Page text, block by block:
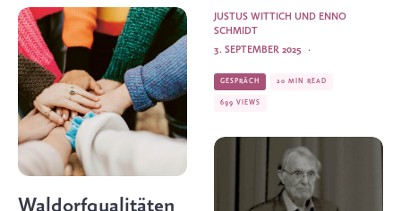
JUSTUS WITTICH UND ENNO
SCHMIDT
·
3. SEPTEMBER 2025
GESPRÄCH 20 MIN READ
699 VIEWS